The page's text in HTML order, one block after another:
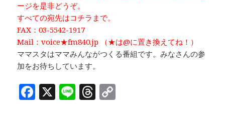
ージを是非どうぞ。
すべての宛先はコチラまで。
FAX：03-5542-1917
Mail：voice★fm840.jp （★は@に置き換えてね！）
ママスタはママみんながつくる番組です。みなさんの参
加をお待ちしています。
F X Li T